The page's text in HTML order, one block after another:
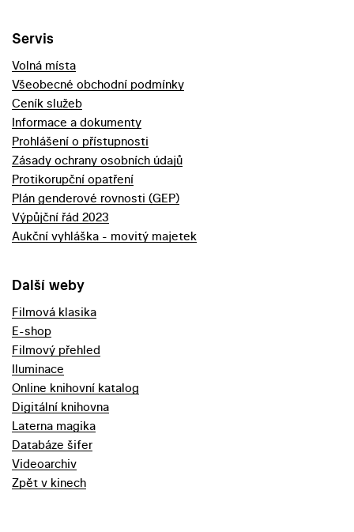
Servis
Volná místa
Všeobecné obchodní podmínky
Ceník služeb
Informace a dokumenty
Prohlášení o přístupnosti
Zásady ochrany osobních údajů
Protikorupční opatření
Plán genderové rovnosti (GEP)
Výpůjční řád 2023
Aukční vyhláška - movitý majetek
Další weby
Filmová klasika
E-shop
Filmový přehled
Iluminace
Online knihovní katalog
Digitální knihovna
Laterna magika
Databáze šifer
Videoarchiv
Zpět v kinech